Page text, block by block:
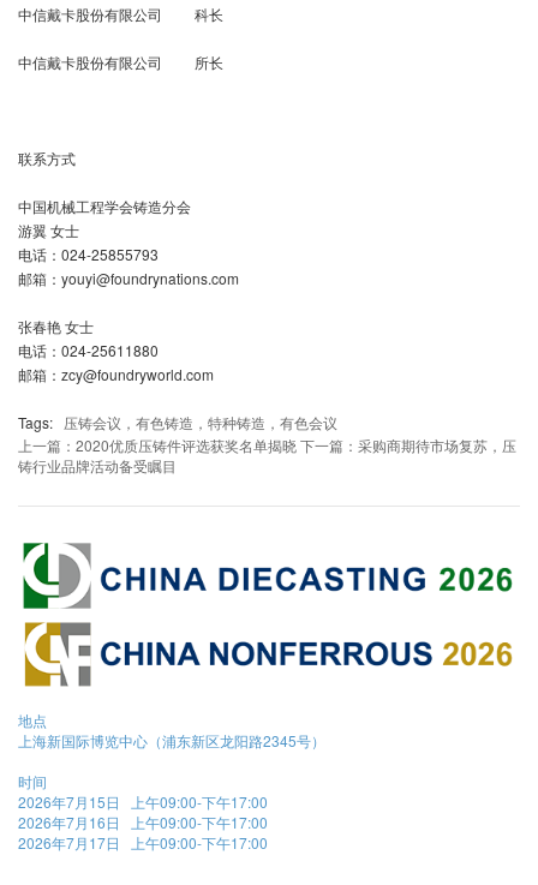
中信戴卡股份有限公司 科长
中信戴卡股份有限公司 所长
联系方式
中国机械工程学会铸造分会
游翼 女士
电话：024-25855793
邮箱：youyi@foundrynations.com
张春艳 女士
电话：024-25611880
邮箱：zcy@foundryworld.com
Tags: 压铸会议，有色铸造，特种铸造，有色会议
上一篇：2020优质压铸件评选获奖名单揭晓下一篇：采购商期待市场复苏，压
铸行业品牌活动备受瞩目
地点
上海新国际博览中心（浦东新区龙阳路2345号）
时间
2026年7月15日 上午09:00-下午17:00
2026年7月16日 上午09:00-下午17:00
2026年7月17日 上午09:00-下午17:00